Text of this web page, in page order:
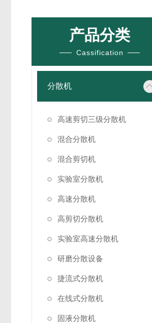
产品分类
Cassification
分散机
高速剪切三级分散机
混合分散机
混合剪切机
实验室分散机
高速分散机
高剪切分散机
实验室高速分散机
研磨分散设备
捷流式分散机
在线式分散机
固液分散机